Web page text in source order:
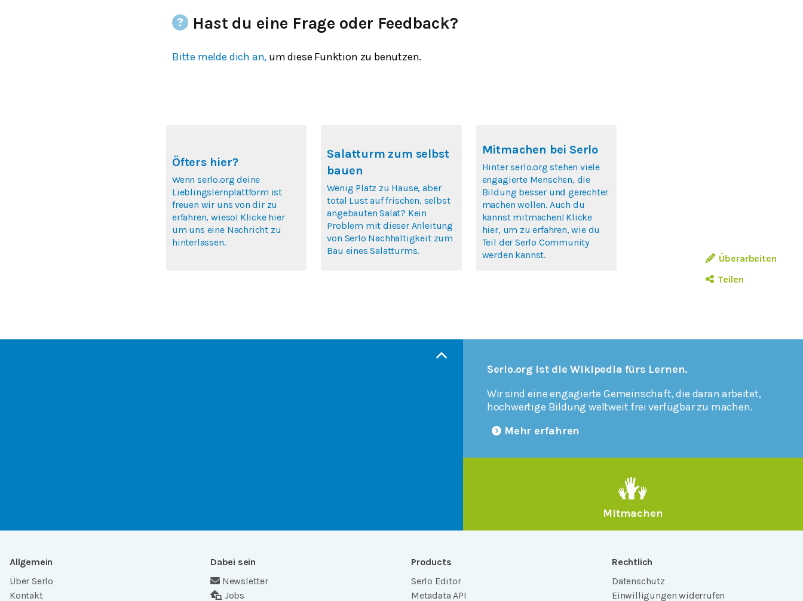
Überarbeiten
Teilen
Hast du eine Frage oder Feedback?
Bitte melde dich an, um diese Funktion zu benutzen.
Öfters hier?
Wenn serlo.org deine
Lieblingslernplattform ist
freuen wir uns von dir zu
erfahren, wieso! Klicke hier
um uns eine Nachricht zu
hinterlassen.
Salatturm zum selbst
bauen
Wenig Platz zu Hause, aber
total Lust auf frischen, selbst
angebauten Salat? Kein
Problem mit dieser Anleitung
von Serlo Nachhaltigkeit zum
Bau eines Salatturms.
Mitmachen bei Serlo
Hinter serlo.org stehen viele
engagierte Menschen, die
Bildung besser und gerechter
machen wollen. Auch du
kannst mitmachen! Klicke
hier, um zu erfahren, wie du
Teil der Serlo Community
werden kannst.
Serlo.org ist die Wikipedia fürs Lernen.
Wir sind eine engagierte Gemeinschaft, die daran arbeitet,
hochwertige Bildung weltweit frei verfügbar zu machen.
Mehr erfahren
Mitmachen
Allgemein
Über Serlo
Kontakt
Dabei sein
Newsletter
Jobs
Products
Serlo Editor
Metadata API
Rechtlich
Datenschutz
Einwilligungen widerrufen